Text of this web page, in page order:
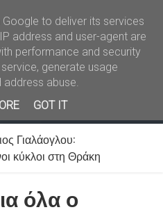
Kral News
Γιαλάογλου:
κύκλοι στη Θράκη
όλα ο
to deliver its services
address and user-agent are
performance and security
generate usage
abuse.
GOT IT